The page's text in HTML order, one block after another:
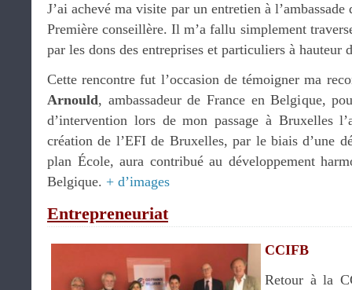
J’ai achevé ma visite par un entretien à
Première conseillère. Il m’a fallu simplement
par les dons des entreprises et particuliers à hauteur
Cette rencontre fut l’occasion de témoigner ma
Arnould, ambassadeur de France en Belgique,
d’intervention lors de mon passage à Bruxelles
création de l’EFI de Bruxelles, par le biais d’une
plan École, aura contribué au développement
Belgique. + d’images
Entrepreneuriat
CCIFB
Retour à la